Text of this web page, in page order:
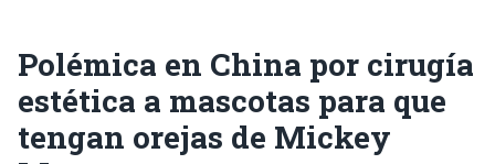
Polémica en China por cirugía
estética a mascotas para que
tengan orejas de Mickey